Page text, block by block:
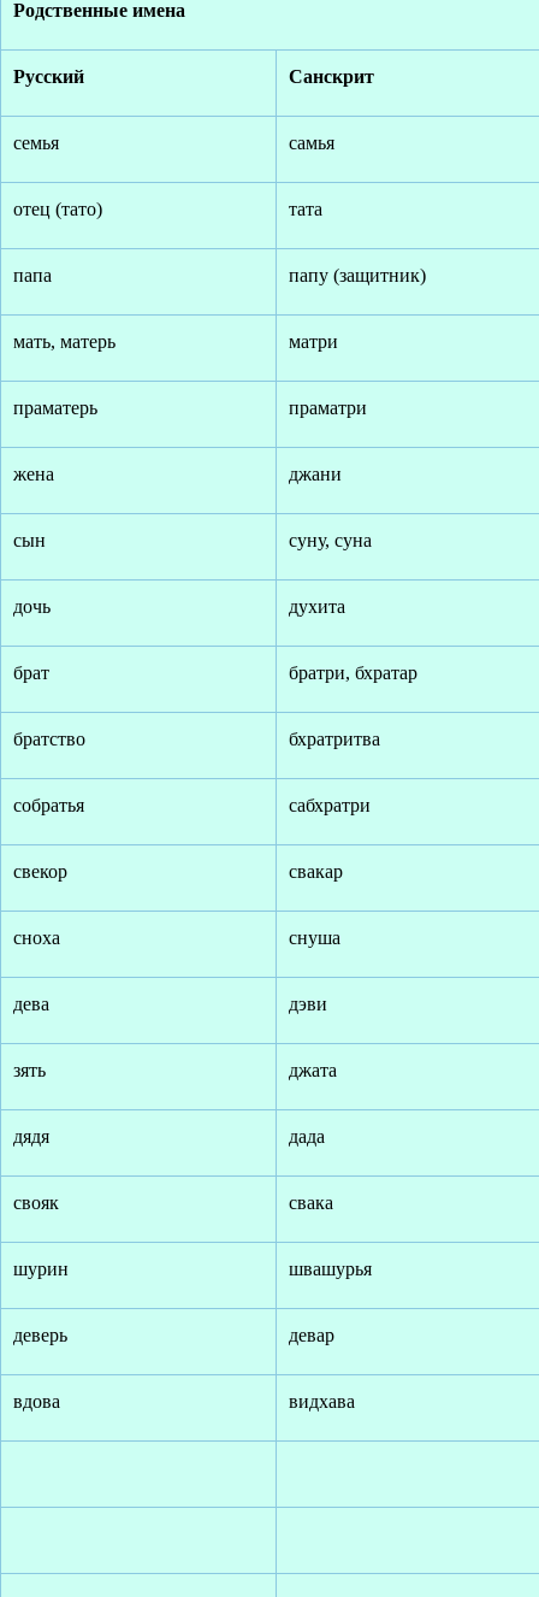
Родственные имена
Русский Санскрит
семья самья
отец (тато) тата
папа папу (защитник)
мать, матерь матри
праматерь праматри
жена джани
сын суну, суна
дочь духита
брат братри, бхратар
братство бхратритва
собратья сабхратри
свекор свакар
сноха снуша
дева дэви
зять джата
дядя дада
свояк свака
шурин швашурья
деверь девар
вдова видхава